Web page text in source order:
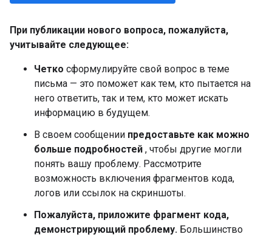
При публикации нового вопроса, пожалуйста,
учитывайте следующее:
Четко сформулируйте свой вопрос в теме
письма — это поможет как тем, кто пытается на
него ответить, так и тем, кто может искать
информацию в будущем.
В своем сообщении предоставьте как можно
больше подробностей , чтобы другие могли
понять вашу проблему. Рассмотрите
возможность включения фрагментов кода,
логов или ссылок на скриншоты.
Пожалуйста, приложите фрагмент кода,
демонстрирующий проблему. Большинство